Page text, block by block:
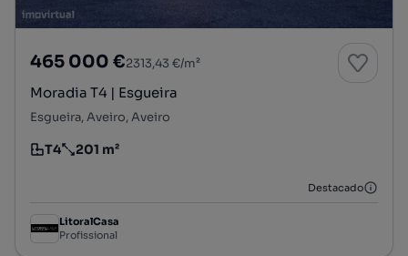
465 000 €2313,43 €/m²
Moradia T4 | Esgueira
Esgueira, Aveiro, Aveiro
Tipologia
T4
Preço por metro quadrado
201 m²
Destacado
LitoralCasa
Profissional